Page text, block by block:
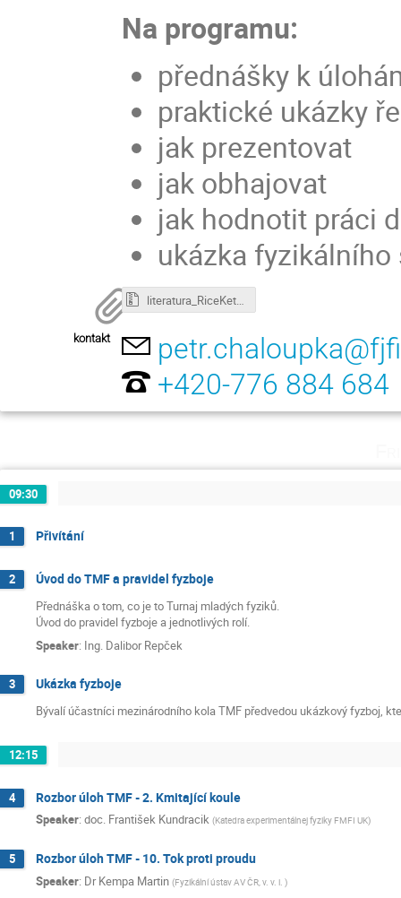
Na programu:
přednášky k
praktické ukázky
jak prezentovat
jak obhajovat
jak hodnotit práci
ukázka
literatura_RiceKettlebell.zip
kontakt
+420-776 884 684
09:30
1 Přivítání
2 Úvod do TMF a pravidel fyzboje
Přednáška o tom, co je to Turnaj mladých fyziků.
Úvod do pravidel fyzboje a jednotlivých rolí.
Speaker: Ing. Dalibor Repček
3 Ukázka fyzboje
Bývalí účastníci mezinárodního kola TMF předvedou ukázkový fyzboj,
12:15
4 Rozbor úloh TMF - 2. Kmitající koule
Speaker: doc. František Kundracik (Katedra experimentálnej fyziky FMFI UK)
5 Rozbor úloh TMF - 10. Tok proti proudu
Speaker: Dr Kempa Martin (Fyzikální ústav AV ČR, v. v. i. )